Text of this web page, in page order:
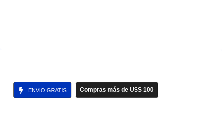
ENVIO GRATIS Compras más de U$S 100